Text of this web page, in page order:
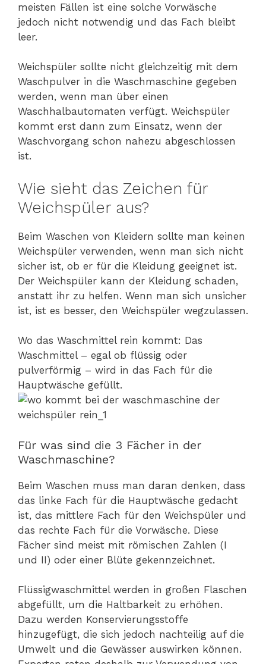
meisten Fällen ist eine solche Vorwäsche
jedoch nicht notwendig und das Fach bleibt
leer.
Weichspüler sollte nicht gleichzeitig mit dem
Waschpulver in die Waschmaschine gegeben
werden, wenn man über einen
Waschhalbautomaten verfügt. Weichspüler
kommt erst dann zum Einsatz, wenn der
Waschvorgang schon nahezu abgeschlossen
ist.
Wie sieht das Zeichen für
Weichspüler aus?
Beim Waschen von Kleidern sollte man keinen
Weichspüler verwenden, wenn man sich nicht
sicher ist, ob er für die Kleidung geeignet ist.
Der Weichspüler kann der Kleidung schaden,
anstatt ihr zu helfen. Wenn man sich unsicher
ist, ist es besser, den Weichspüler wegzulassen.
Wo das Waschmittel rein kommt: Das
Waschmittel – egal ob flüssig oder
pulverförmig – wird in das Fach für die
Hauptwäsche gefüllt.
Für was sind die 3 Fächer in der
Waschmaschine?
Beim Waschen muss man daran denken, dass
das linke Fach für die Hauptwäsche gedacht
ist, das mittlere Fach für den Weichspüler und
das rechte Fach für die Vorwäsche. Diese
Fächer sind meist mit römischen Zahlen (I
und II) oder einer Blüte gekennzeichnet.
Flüssigwaschmittel werden in großen Flaschen
abgefüllt, um die Haltbarkeit zu erhöhen.
Dazu werden Konservierungsstoffe
hinzugefügt, die sich jedoch nachteilig auf die
Umwelt und die Gewässer auswirken können.